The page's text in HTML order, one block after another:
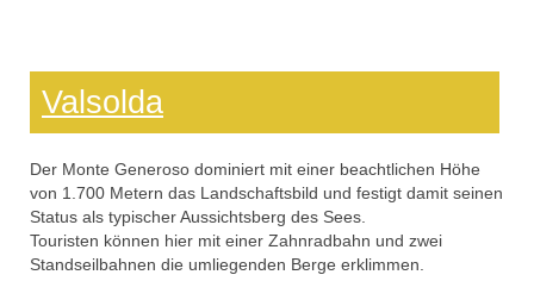
Valsolda
Der Monte Generoso dominiert mit einer beachtlichen Höhe
von 1.700 Metern das Landschaftsbild und festigt damit seinen
Status als typischer Aussichtsberg des Sees.
Touristen können hier mit einer Zahnradbahn und zwei
Standseilbahnen die umliegenden Berge erklimmen.